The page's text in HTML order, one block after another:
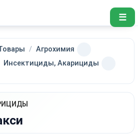
☰
Агрохимия
Инсектициды, Акарициды